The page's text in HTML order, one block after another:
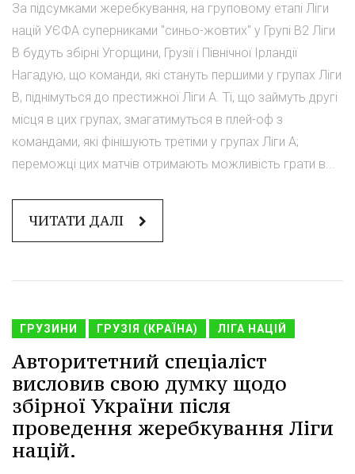
За підсумками жеребкування, на груповому етапі Ліги
націй УЄФА суперниками "синьо-жовтих" у Групі В2 Ліги
В будуть збірні Угорщини, Грузії і Північної Ірландії
Нагадую, що команди, які стануть першими у групах Ліги
В, піднімуться до престижної Ліги А. Ті, що займуть другі
місця в цих групах, змагатимуться в плей-оф з
командами, які фінішують третіми у групах Ліги А;
переможці цих матчів отримають можливість грати в...
ЧИТАТИ ДАЛІ
ГРУЗИНИ ГРУЗІЯ (КРАЇНА) ЛІГА НАЦІЙ
Авторитетний спеціаліст
висловив свою думку щодо
збірної України після
проведення жеребкування Ліги
націй.